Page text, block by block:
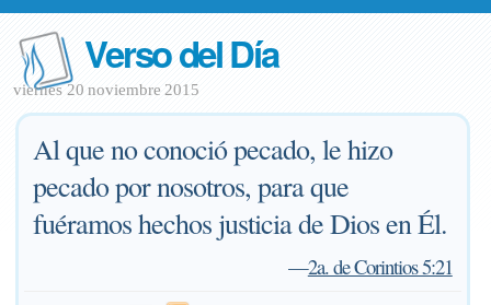
Verso del Día
viernes 20 noviembre 2015
Al que no conoció pecado, le hizo
pecado por nosotros, para que
fuéramos hechos justicia de Dios en Él.
—2a. de Corintios 5:21